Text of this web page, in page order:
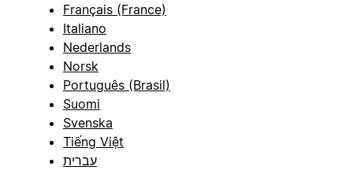
Français (France)
Italiano
Nederlands
Norsk
Português (Brasil)
Suomi
Svenska
Tiếng Việt
עברית